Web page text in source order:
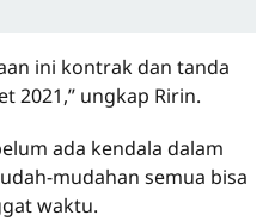
ini kontrak dan tanda
2021,” ungkap Ririn.
ada kendala dalam
mudahan semua bisa
waktu.